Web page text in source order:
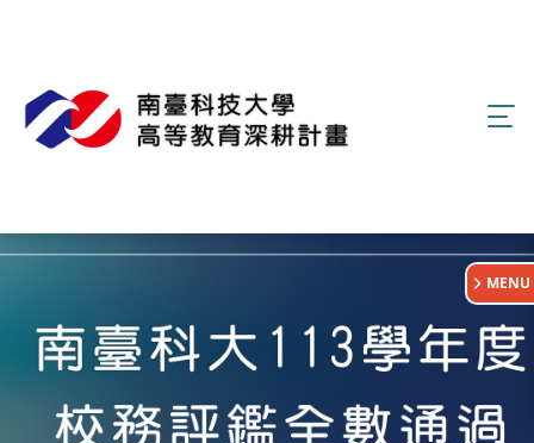
:::
MENU